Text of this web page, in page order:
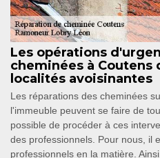
Les opérations
cheminées à Coutens
localités avoisinantes
Les réparations des cheminées
l'immeuble peuvent se faire de
possible de procéder à ces
des professionnels. Pour nous, il
professionnels en la matière.